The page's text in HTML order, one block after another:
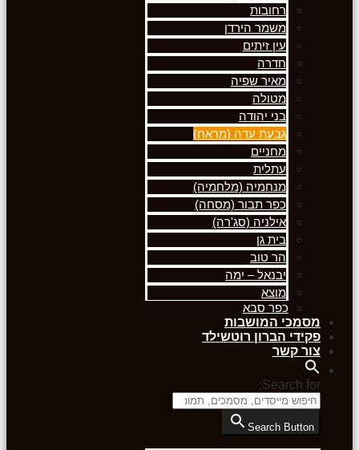
רחובות
משמר הירדן
עין זיתים
חדרה
מאיר שפיה
מטולה
בני יהודה
גבעת עדה (מראח)
מחניים
עתלית
מנחמיה (מלחמיה)
כפר תבור (מסחה)
אילניה (סג'רה)
בית גן
הר טוב
יבנאל – ימה
מוצא
כפר סבא
מסמכי המושבות
פקידי הברון רוטשילד
צור קשר
Search for:
Search Button